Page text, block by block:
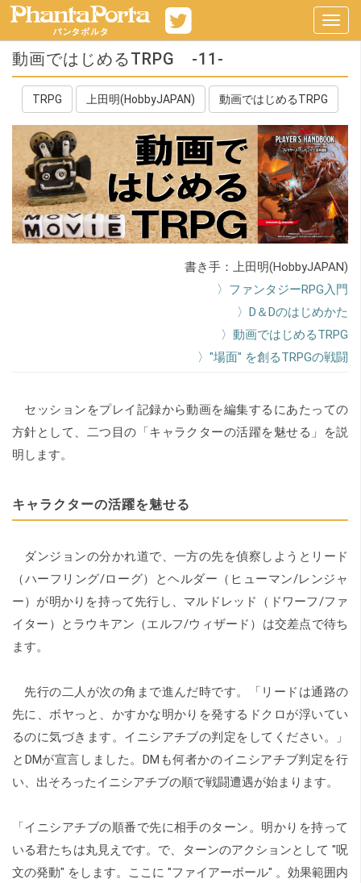
動画ではじめるTRPG -11-
TRPG 上田明(HobbyJAPAN) 動画ではじめるTRPG
書き手：上田明(HobbyJAPAN)
〉ファンタジーRPG入門
〉D＆Dのはじめかた
〉動画ではじめるTRPG
〉"場面" を創るTRPGの戦闘
セッションをプレイ記録から動画を編集するにあたっての
方針として、二つ目の「キャラクターの活躍を魅せる」を説
明します。
キャラクターの活躍を魅せる
ダンジョンの分かれ道で、一方の先を偵察しようとリード
（ハーフリング/ローグ）とヘルダー（ヒューマン/レンジャ
ー）が明かりを持って先行し、マルドレッド（ドワーフ/ファ
イター）とラウキアン（エルフ/ウィザード）は交差点で待ち
ます。
先行の二人が次の角まで進んだ時です。「リードは通路の
先に、ボヤっと、かすかな明かりを発するドクロが浮いてい
るのに気づきます。イニシアチブの判定をしてください。」
とDMが宣言しました。DMも何者かのイニシアチブ判定を行
い、出そろったイニシアチブの順で戦闘遭遇が始まります。
「イニシアチブの順番で先に相手のターン。明かりを持って
いる君たちは丸見えです。で、ターンのアクションとして "呪
文の発動" をします。ここに "ファイアーボール" 。効果範囲内